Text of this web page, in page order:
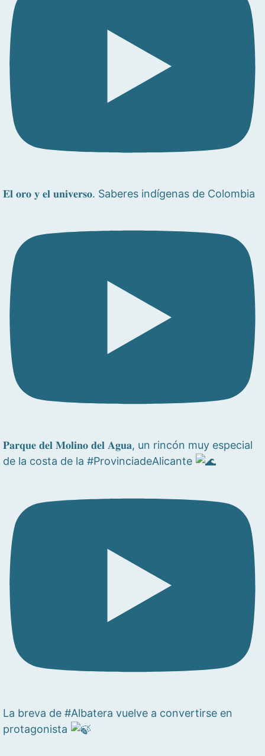
𝐄𝐥 𝐨𝐫𝐨 𝐲 𝐞𝐥 𝐮𝐧𝐢𝐯𝐞𝐫𝐬𝐨. Saberes indígenas de Colombia
𝐏𝐚𝐫𝐪𝐮𝐞 𝐝𝐞𝐥 𝐌𝐨𝐥𝐢𝐧𝐨 𝐝𝐞𝐥 𝐀𝐠𝐮𝐚, un rincón muy especial
de la costa de la #ProvinciadeAlicante
La breva de #Albatera vuelve a convertirse en
protagonista